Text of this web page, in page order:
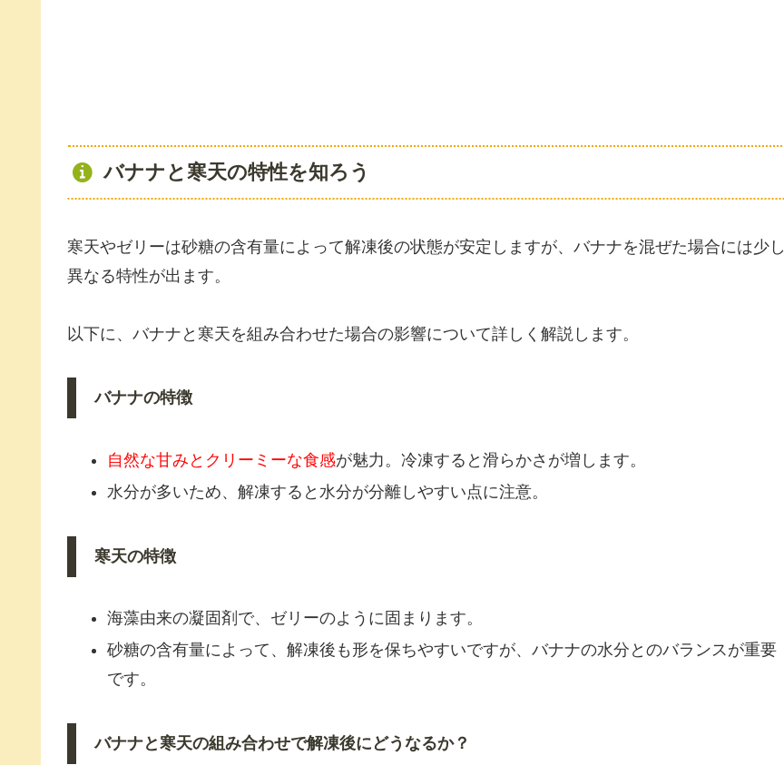
バナナと寒天の特性を知ろう
寒天やゼリーは砂糖の含有量によって解凍後の状態が安定しますが、バナナを混ぜた場合には少し
異なる特性が出ます。
以下に、バナナと寒天を組み合わせた場合の影響について詳しく解説します。
バナナの特徴
自然な甘みとクリーミーな食感が魅力。冷凍すると滑らかさが増します。
水分が多いため、解凍すると水分が分離しやすい点に注意。
寒天の特徴
海藻由来の凝固剤で、ゼリーのように固まります。
砂糖の含有量によって、解凍後も形を保ちやすいですが、バナナの水分とのバランスが重要
です。
バナナと寒天の組み合わせで解凍後にどうなるか？